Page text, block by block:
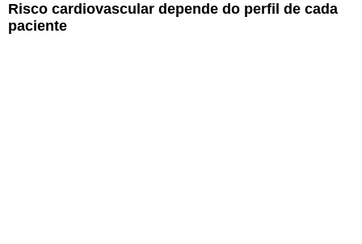
Risco cardiovascular depende do perfil de cada
paciente